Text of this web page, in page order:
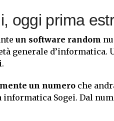
oggi prima
un software random
generale
un numeroche
informatica Sogei. Dal